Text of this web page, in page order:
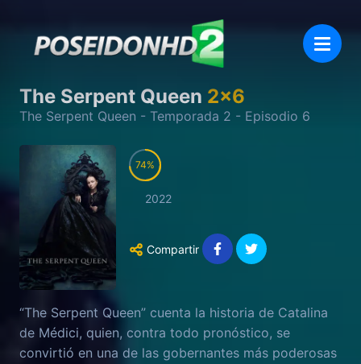
The Serpent Queen 2x6
The Serpent Queen - Temporada 2 - Episodio 6
74
2022
Compartir
“The Serpent Queen” cuenta la historia de Catalina
de Médici, quien, contra todo pronóstico, se
convirtió en una de las gobernantes más poderosas